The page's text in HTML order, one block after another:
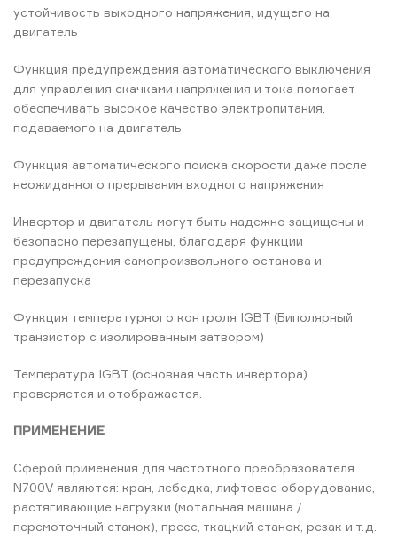
устойчивость выходного напряжения, идущего на
двигатель
Функция предупреждения автоматического выключения
для управления скачками напряжения и тока помогает
обеспечивать высокое качество электропитания,
подаваемого на двигатель
Функция автоматического поиска скорости даже после
неожиданного прерывания входного напряжения
Инвертор и двигатель могут быть надежно защищены и
безопасно перезапущены, благодаря функции
предупреждения самопроизвольного останова и
перезапуска
Функция температурного контроля IGBT (Биполярный
транзистор с изолированным затвором)
Температура IGBT (основная часть инвертора)
проверяется и отображается.
ПРИМЕНЕНИЕ
Сферой применения для частотного преобразователя
N700V являются: кран, лебедка, лифтовое оборудование,
растягивающие нагрузки (мотальная машина /
перемоточный станок), пресс, ткацкий станок, резак и т.д.